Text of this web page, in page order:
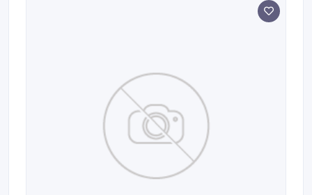
Line также используется для заморозки и упаковки
мороженого, произведенного на других машинах.